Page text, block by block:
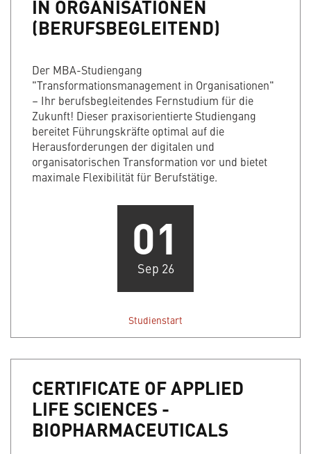
IN ORGANISATIONEN
(BERUFSBEGLEITEND)
Der MBA-Studiengang
"Transformationsmanagement in Organisationen"
– Ihr berufsbegleitendes Fernstudium für die
Zukunft! Dieser praxisorientierte Studiengang
bereitet Führungskräfte optimal auf die
Herausforderungen der digitalen und
organisatorischen Transformation vor und bietet
maximale Flexibilität für Berufstätige.
01
Sep 26
Studienstart
CERTIFICATE OF APPLIED
LIFE SCIENCES -
BIOPHARMACEUTICALS